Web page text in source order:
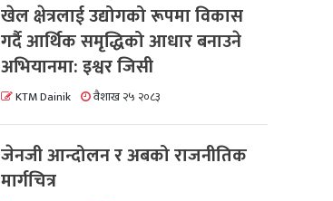
खेल क्षेत्रलाई उद्योगको रूपमा विकास
गर्दै आर्थिक समृद्धिको आधार बनाउने
अभियानमा: इश्वर जिसी
KTM Dainik वैशाख २५ २०८३
जेनजी आन्दोलन र अबको राजनीतिक
मार्गचित्र